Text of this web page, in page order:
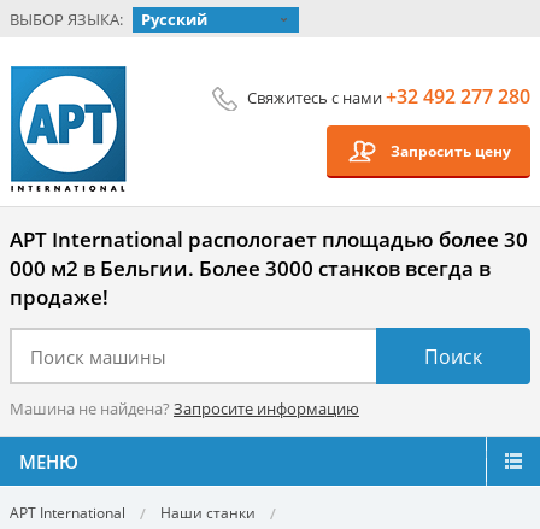
ВЫБОР ЯЗЫКА: Русский
Свяжитесь с нами+32 492 277 280
Запросить цену
APT International распологает площадью более 30
000 м2 в Бельгии. Более 3000 станков всегда в
продаже!
Машина не найдена? Запросите информацию
МЕНЮ
APT International
Наши станки